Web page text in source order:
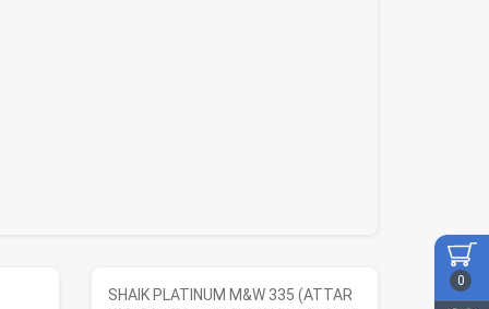
0
SHAIK PLATINUM M&W 335 (ATTAR